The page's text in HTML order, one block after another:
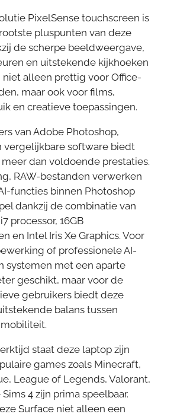
PixelSense touchscreen is
pluspunten van deze
de scherpe beeldweergave,
en uitstekende kijkhoeken
niet alleen prettig voor Office-
maar ook voor films,
en creatieve toepassingen.
van Adobe Photoshop,
vergelijkbare software biedt
dan voldoende prestaties.
RAW-bestanden verwerken
functies binnen Photoshop
dankzij de combinatie van
processor, 16GB
en Intel Iris Xe Graphics. Voor
of professionele AI-
systemen met een aparte
geschikt, maar voor de
gebruikers biedt deze
balans tussen
staat deze laptop zijn
games zoals Minecraft,
League of Legends, Valorant,
4 zijn prima speelbaar.
Surface niet alleen een